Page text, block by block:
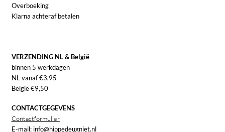
Overboeking
Klarna achteraf betalen
VERZENDING NL & België
binnen 5 werkdagen
NL vanaf €3,95
België €9,50
CONTACTGEGEVENS
Contactformulier
E-mail: info@hippedeugniet.nl